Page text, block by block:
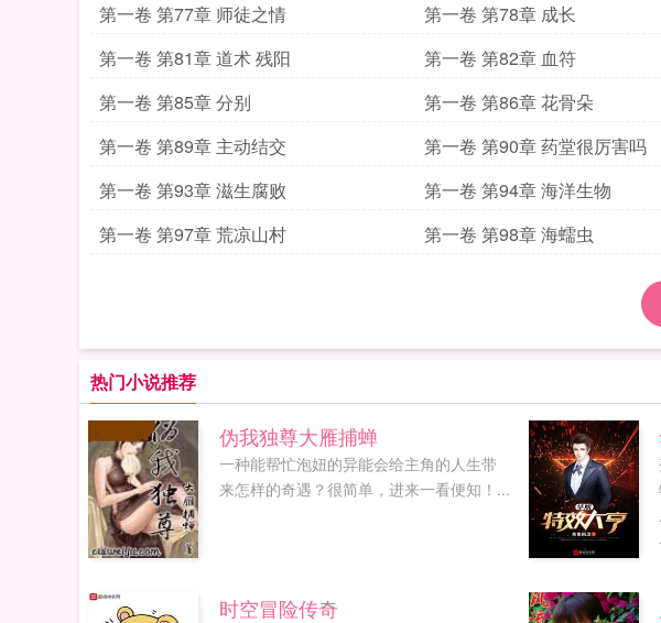
第一卷 第77章 师徒之情
第一卷 第78章 成长
第一卷 第81章 道术 残阳
第一卷 第82章 血符
第一卷 第85章 分别
第一卷 第86章 花骨朵
第一卷 第89章 主动结交
第一卷 第90章 药堂很厉害吗
第一卷 第93章 滋生腐败
第一卷 第94章 海洋生物
第一卷 第97章 荒凉山村
第一卷 第98章 海蠕虫
热门小说推荐
伪我独尊大雁捕蝉
一种能帮忙泡妞的异能会给主角的人生带
来怎样的奇遇？很简单，进来一看便知！...
时空冒险传奇